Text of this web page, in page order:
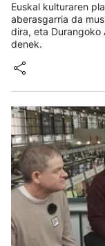
Euskal kulturaren
aberasgarria da
dira, eta
denek.